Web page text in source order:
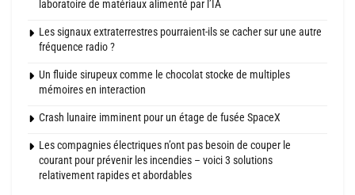
laboratoire de matériaux alimenté par l’IA
Les signaux extraterrestres pourraient-ils se cacher sur une autre
fréquence radio ?
Un fluide sirupeux comme le chocolat stocke de multiples
mémoires en interaction
Crash lunaire imminent pour un étage de fusée SpaceX
Les compagnies électriques n’ont pas besoin de couper le
courant pour prévenir les incendies – voici 3 solutions
relativement rapides et abordables